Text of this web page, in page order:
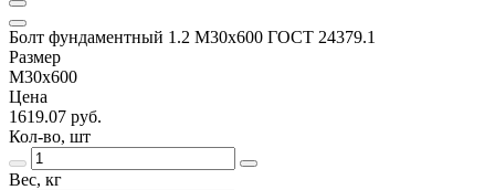
Болт фундаментный 1.2 М30х600 ГОСТ 24379.1
Размер
М30х600
Цена
1619.07 руб.
Кол-во, шт
Вес, кг